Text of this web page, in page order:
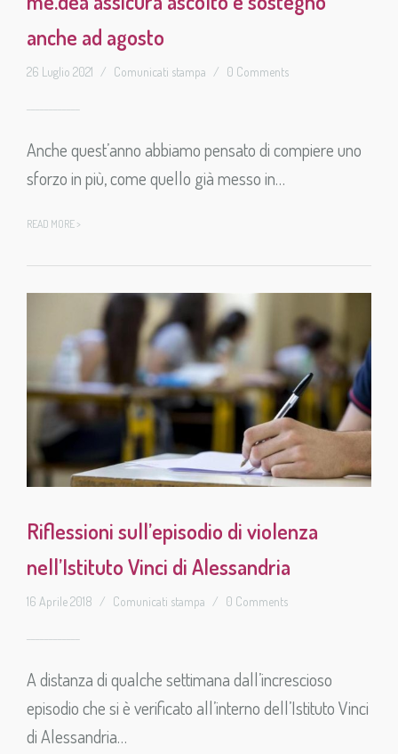
anche ad agosto
26 Luglio 2021 / Comunicati stampa / 0 Comments
Anche quest’anno abbiamo pensato di compiere uno
sforzo in più, come quello già messo in…
READ MORE >
Riflessioni sull’episodio di violenza
nell’Istituto Vinci di Alessandria
16 Aprile 2018 / Comunicati stampa / 0 Comments
A distanza di qualche settimana dall’increscioso
episodio che si è verificato all’interno dell’Istituto Vinci
di Alessandria…